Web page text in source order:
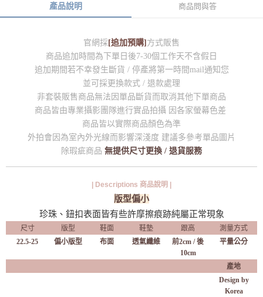
產品說明 商品問與答
官網採[追加預購]方式販售
商品追加時間為下單日後7-30個工作天不含假日
追加期間若不幸發生斷貨 / 停產將第一時間mail通知您
並可採更換款式 / 退款處理
非套裝販售商品無法因單品斷貨而取消其他下單商品
商品皆由專業攝影團隊進行實品拍攝 因各家螢幕色差
商品皆以實際商品顏色為準
外拍會因為室內外光線而影響深淺度 建議多參考單品圖片
除瑕疵商品 無提供尺寸更換 / 退貨服務
| Descriptions 商品說明 |
版型偏小
珍珠、鈕扣表面皆有些許摩擦痕跡純屬正常現象
尺寸 版型 鞋面 鞋墊 跟高
測量方式
22.5-25
偏小版型 布面 透氣纖維 前2cm /後
10cm
平量公分
產地
Design by
Korea